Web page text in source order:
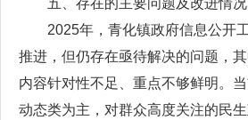
五、存在的主要问题及改进情况
2025年，青化镇政府信息公开
推进，但仍存在亟待解决的问题，
内容针对性不足、重点不够鲜明。
动态类为主，对群众高度关注的民